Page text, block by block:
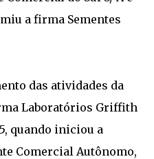
a firma Sementes
das atividades da
Laboratórios Griffith
quando iniciou a
Comercial Autônomo,